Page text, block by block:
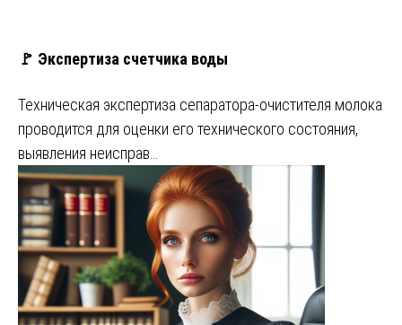
🚩 Экспертиза счетчика воды
Техническая экспертиза сепаратора-очистителя молока
проводится для оценки его технического состояния,
выявления неисправ…